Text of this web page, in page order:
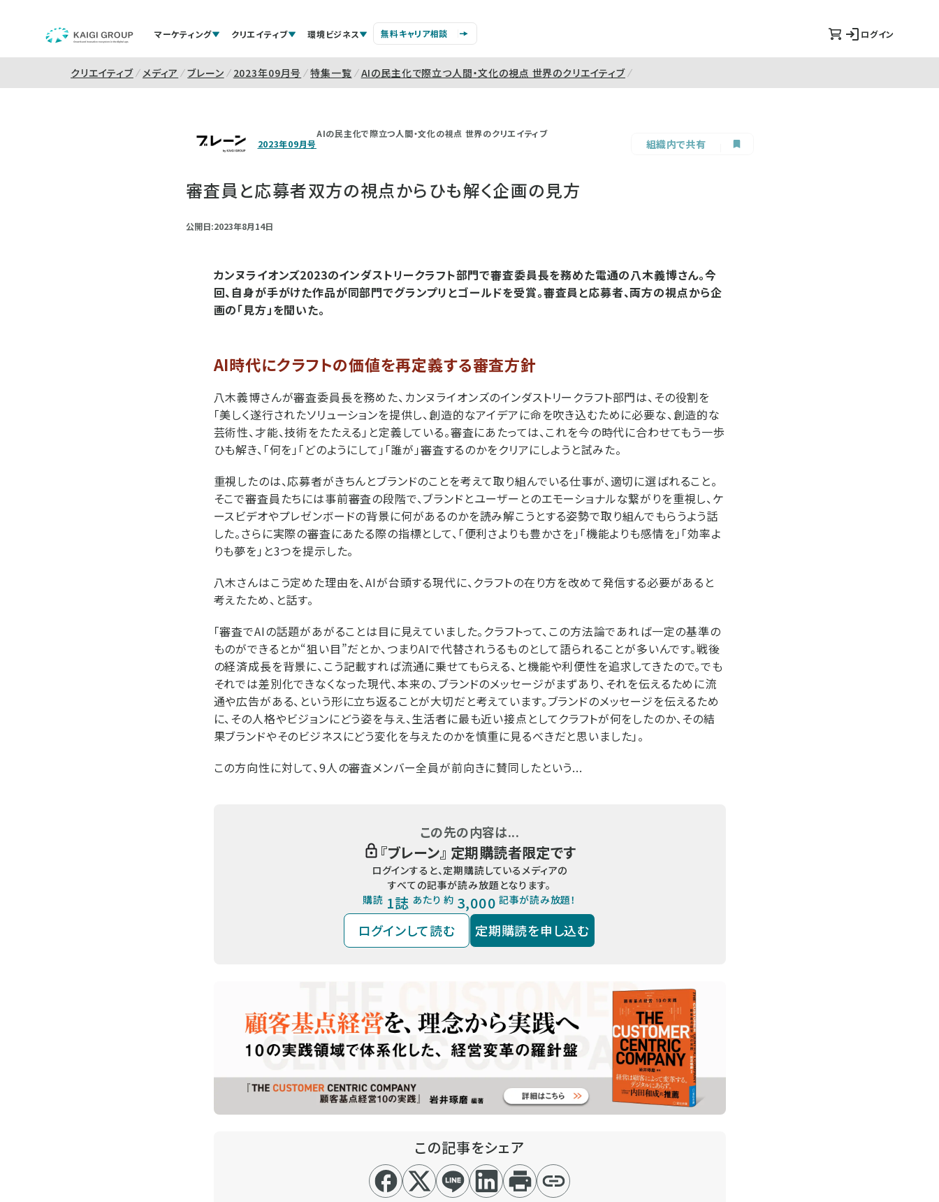
マーケティング クリエイティブ 環境ビジネス 無料キャリア相談 ログイン
クリエイティブ メディア ブレーン 2023年09月号 特集一覧 AIの民主化で際立つ人間・文化の視点 世界のクリエイティブ
2023年09月号
AIの民主化で際立つ人間・文化の視点 世界のクリエイティブ
組織内で共有
審査員と応募者双方の視点からひも解く企画の見方
公開日:2023年8月14日
カンヌライオンズ2023のインダストリークラフト部門で審査委員長を務めた電通の八木義博さん。今
回、自身が手がけた作品が同部門でグランプリとゴールドを受賞。審査員と応募者、両方の視点から企
画の「見方」を聞いた。
AI時代にクラフトの価値を再定義する審査方針
八木義博さんが審査委員長を務めた、カンヌライオンズのインダストリークラフト部門は、その役割を
「美しく遂行されたソリューションを提供し、創造的なアイデアに命を吹き込むために必要な、創造的な
芸術性、才能、技術をたたえる」と定義している。審査にあたっては、これを今の時代に合わせてもう一歩
ひも解き、「何を」「どのようにして」「誰が」審査するのかをクリアにしようと試みた。
重視したのは、応募者がきちんとブランドのことを考えて取り組んでいる仕事が、適切に選ばれること。
そこで審査員たちには事前審査の段階で、ブランドとユーザーとのエモーショナルな繋がりを重視し、ケ
ースビデオやプレゼンボードの背景に何があるのかを読み解こうとする姿勢で取り組んでもらうよう話
した。さらに実際の審査にあたる際の指標として、「便利さよりも豊かさを」「機能よりも感情を」「効率よ
りも夢を」と3つを提示した。
八木さんはこう定めた理由を、AIが台頭する現代に、クラフトの在り方を改めて発信する必要があると
考えたため、と話す。
「審査でAIの話題があがることは目に見えていました。クラフトって、この方法論であれば一定の基準の
ものができるとか“狙い目”だとか、つまりAIで代替されうるものとして語られることが多いんです。戦後
の経済成長を背景に、こう記載すれば流通に乗せてもらえる、と機能や利便性を追求してきたので。でも
それでは差別化できなくなった現代、本来の、ブランドのメッセージがまずあり、それを伝えるために流
通や広告がある、という形に立ち返ることが大切だと考えています。ブランドのメッセージを伝えるため
に、その人格やビジョンにどう姿を与え、生活者に最も近い接点としてクラフトが何をしたのか、その結
果ブランドやそのビジネスにどう変化を与えたのかを慎重に見るべきだと思いました」。
この方向性に対して、9人の審査メンバー全員が前向きに賛同したという...
この先の内容は...
『ブレーン』 定期購読者限定です
ログインすると、定期購読しているメディアの
すべての記事が読み放題となります。
購読 1誌 あたり 約 3,000 記事が読み放題！
ログインして読む 定期購読を申し込む
この記事をシェア